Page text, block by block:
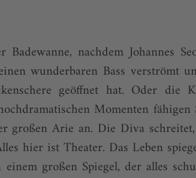
nachdem Johannes
wunderbaren Bass verströmt
geöffnet hat. Oder die
Momenten fähigen
Arie an. Die Diva
hier ist Theater. Das Leben
großen Spiegel, der alles